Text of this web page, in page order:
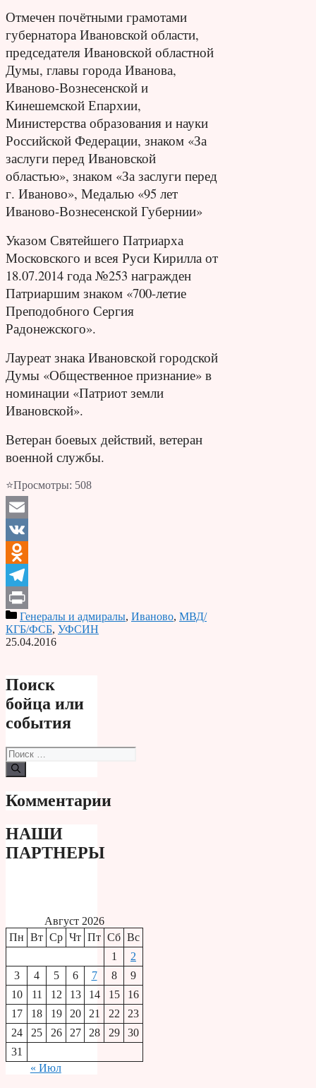
Отмечен почётными грамотами
губернатора Ивановской области,
председателя Ивановской областной
Думы, главы города Иванова,
Иваново-Вознесенской и
Кинешемской Епархии,
Министерства образования и науки
Российской Федерации, знаком «За
заслуги перед Ивановской
областью», знаком «За заслуги перед
г. Иваново», Медалью «95 лет
Иваново-Вознесенской Губернии»
Указом Святейшего Патриарха
Московского и всея Руси Кирилла от
18.07.2014 года №253 награжден
Патриаршим знаком «700-летие
Преподобного Сергия
Радонежского».
Лауреат знака Ивановской городской
Думы «Общественное признание» в
номинации «Патриот земли
Ивановской».
Ветеран боевых действий, ветеран
военной службы.
⭐Просмотры: 508
Email
VK
Odnoklassniki
Telegram
PrintГенералы и адмиралы, Иваново, МВД/
КГБ/ФСБ, УФСИН
25.04.2016
Поиск
бойца или
события
Поиск:
Комментарии
НАШИ
ПАРТНЕРЫ
Август 2026
Пн Вт Ср Чт Пт Сб Вс
1
2
3
4 5 6 7 8
9
10
11 12 13 14 15
16
17
18 19 20 21 22
23
24
25 26 27 28 29
30
31
« Июл